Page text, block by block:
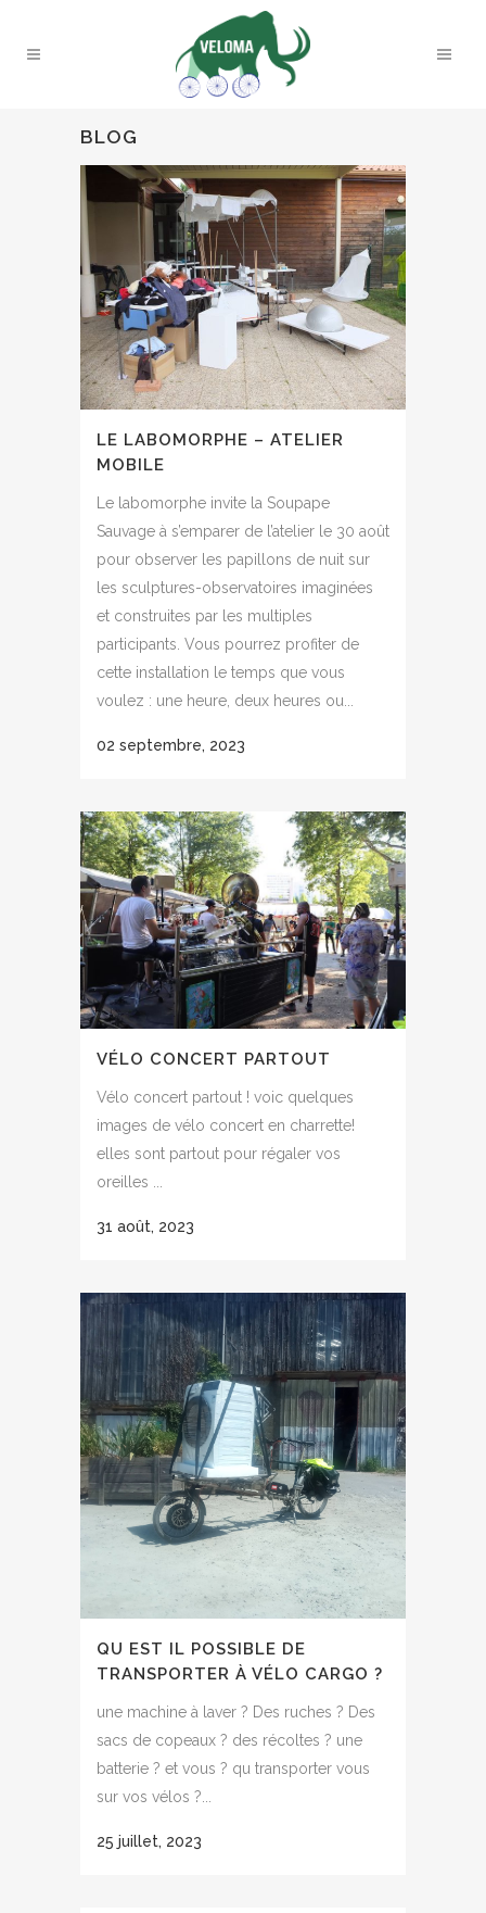
BLOG
LE LABOMORPHE – ATELIER
MOBILE
Le labomorphe invite la Soupape
Sauvage à s’emparer de l’atelier le 30 août
pour observer les papillons de nuit sur
les sculptures-observatoires imaginées
et construites par les multiples
participants. Vous pourrez profiter de
cette installation le temps que vous
voulez : une heure, deux heures ou...
02 septembre, 2023
VÉLO CONCERT PARTOUT
Vélo concert partout ! voic quelques
images de vélo concert en charrette!
elles sont partout pour régaler vos
oreilles ...
31 août, 2023
QU EST IL POSSIBLE DE
TRANSPORTER À VÉLO CARGO ?
une machine à laver ? Des ruches ? Des
sacs de copeaux ? des récoltes ? une
batterie ? et vous ? qu transporter vous
sur vos vélos ?...
25 juillet, 2023